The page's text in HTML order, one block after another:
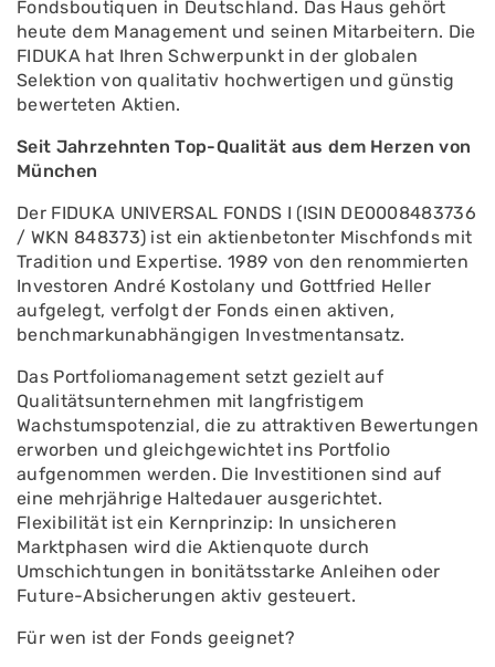
Fondsboutiquen in Deutschland. Das Haus gehört
heute dem Management und seinen Mitarbeitern. Die
FIDUKA hat Ihren Schwerpunkt in der globalen
Selektion von qualitativ hochwertigen und günstig
bewerteten Aktien.
Seit Jahrzehnten Top-Qualität aus dem Herzen von
München
Der FIDUKA UNIVERSAL FONDS I (ISIN DE0008483736
/ WKN 848373) ist ein aktienbetonter Mischfonds mit
Tradition und Expertise. 1989 von den renommierten
Investoren André Kostolany und Gottfried Heller
aufgelegt, verfolgt der Fonds einen aktiven,
benchmarkunabhängigen Investmentansatz.
Das Portfoliomanagement setzt gezielt auf
Qualitätsunternehmen mit langfristigem
Wachstumspotenzial, die zu attraktiven Bewertungen
erworben und gleichgewichtet ins Portfolio
aufgenommen werden. Die Investitionen sind auf
eine mehrjährige Haltedauer ausgerichtet.
Flexibilität ist ein Kernprinzip: In unsicheren
Marktphasen wird die Aktienquote durch
Umschichtungen in bonitätsstarke Anleihen oder
Future-Absicherungen aktiv gesteuert.
Für wen ist der Fonds geeignet?